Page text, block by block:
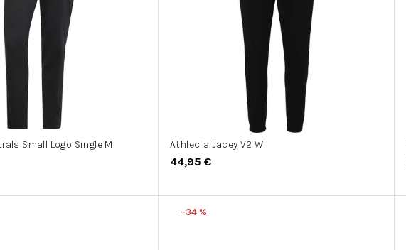
Small Logo Single M Athlecia Jacey V2 W
44,95 €
–34 %